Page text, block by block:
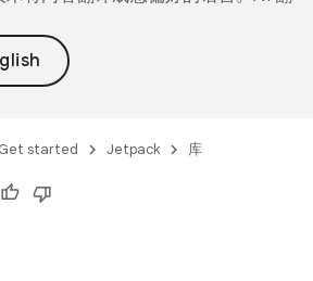
Get started Jetpack 库